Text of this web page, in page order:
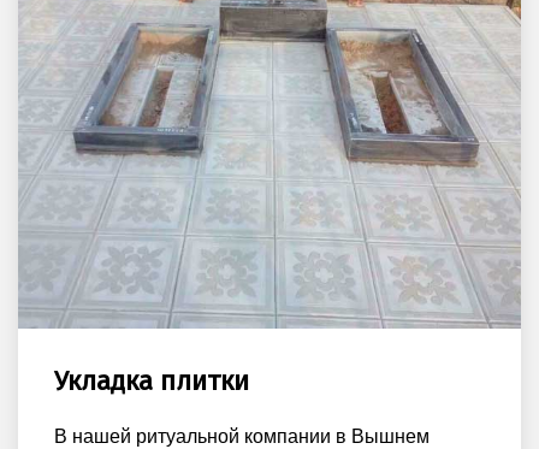
Укладка плитки
В нашей ритуальной компании в Вышнем